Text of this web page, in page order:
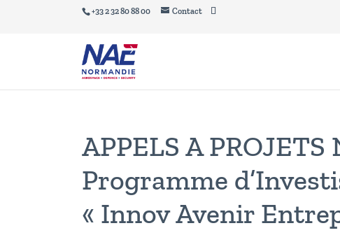
+33 2 32 80 88 00 Contact
APPELS A
Programme
« Innov Avenir